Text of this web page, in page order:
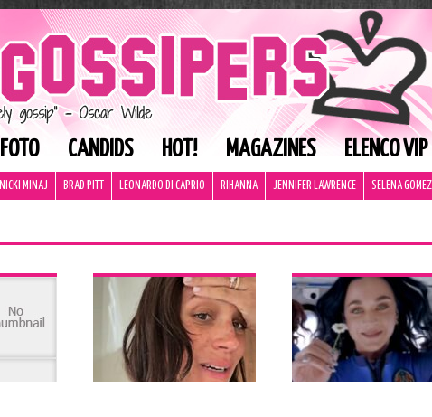
FOTO CANDIDS HOT! MAGAZINES ELENCO VIP
NICKI MINAJ BRAD PITT LEONARDO DI CAPRIO RIHANNA JENNIFER LAWRENCE SELENA GOMEZ